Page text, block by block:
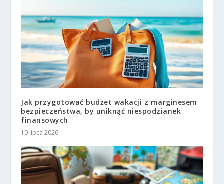
Jak przygotować budżet wakacji z marginesem
bezpieczeństwa, by uniknąć niespodzianek
finansowych
10 lipca 2026